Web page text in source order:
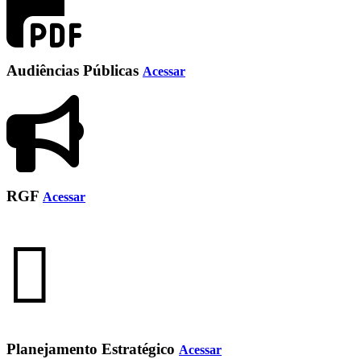
Audiências Públicas Acessar
RGF Acessar
Planejamento Estratégico Acessar